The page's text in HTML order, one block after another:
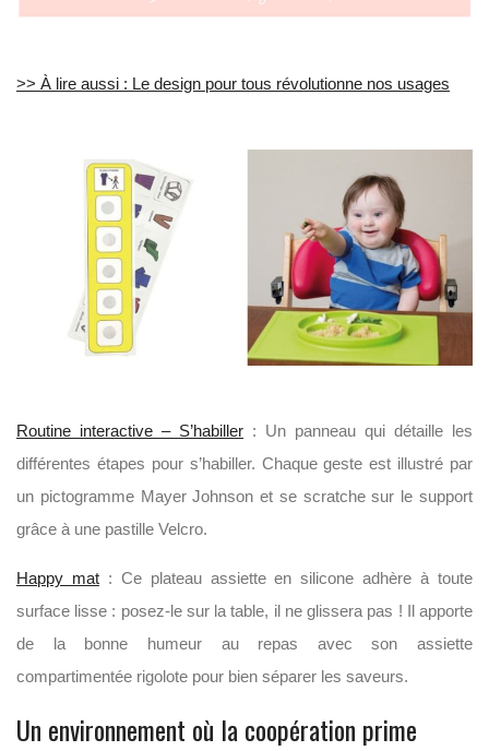
>> À lire aussi : Le design pour tous révolutionne nos usages
Routine interactive – S’habiller : Un panneau qui détaille les
différentes étapes pour s’habiller. Chaque geste est illustré par
un pictogramme Mayer Johnson et se scratche sur le support
grâce à une pastille Velcro.
Happy mat: Ce plateau assiette en silicone adhère à toute
surface lisse : posez-le sur la table, il ne glissera pas ! Il apporte
de la bonne humeur au repas avec son assiette
compartimentée rigolote pour bien séparer les saveurs.
Un environnement où la coopération prime